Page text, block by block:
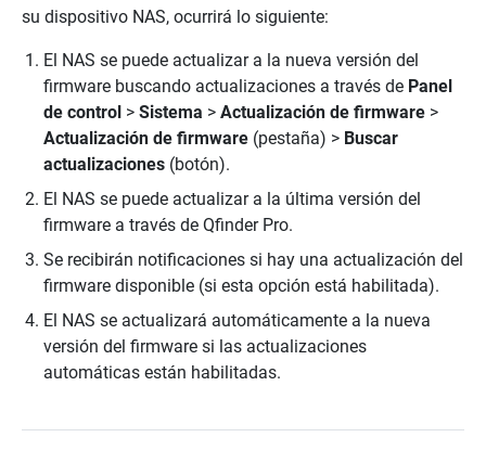
su dispositivo NAS, ocurrirá lo siguiente:
El NAS se puede actualizar a la nueva versión del
firmware buscando actualizaciones a través de Panel
de control > Sistema > Actualización de firmware >
Actualización de firmware (pestaña) > Buscar
actualizaciones (botón).
El NAS se puede actualizar a la última versión del
firmware a través de Qfinder Pro.
Se recibirán notificaciones si hay una actualización del
firmware disponible (si esta opción está habilitada).
El NAS se actualizará automáticamente a la nueva
versión del firmware si las actualizaciones
automáticas están habilitadas.